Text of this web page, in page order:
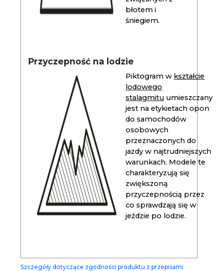
błotem i
śniegiem.
Przyczepność na lodzie
Piktogram w kształcie
lodowego
stalagmitu umieszczany
jest na etykietach opon
do samochodów
osobowych
przeznaczonych do
jazdy w najtrudniejszych
warunkach. Modele te
charakteryzują się
zwiększoną
przyczepnością przez
co sprawdzają się w
jeździe po lodzie.
Szczegóły dotyczące zgodności produktu z przepisami